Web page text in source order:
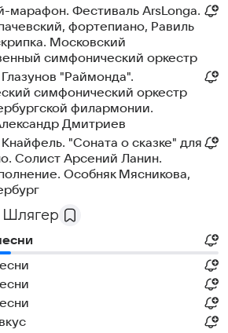
марафон. Фестиваль ArsLonga.
фортепиано, Равиль
Московский
симфонический оркестр
"Раймонда".
симфонический оркестр
филармонии.
Дмитриев
"Соната о сказке" для
Солист Арсений Ланин.
Особняк Мясникова,
Шлягер